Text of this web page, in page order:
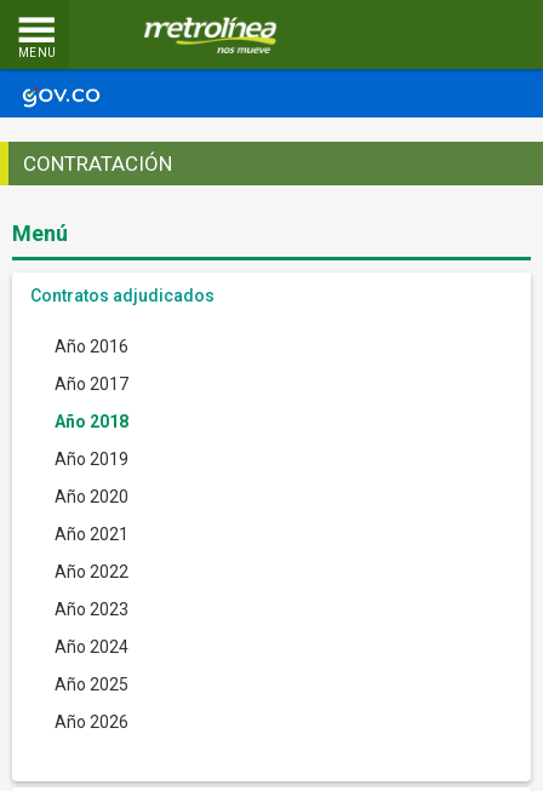
MENU
CONTRATACIÓN
Menú
Contratos adjudicados
Año 2016
Año 2017
Año 2018
Año 2019
Año 2020
Año 2021
Año 2022
Año 2023
Año 2024
Año 2025
Año 2026